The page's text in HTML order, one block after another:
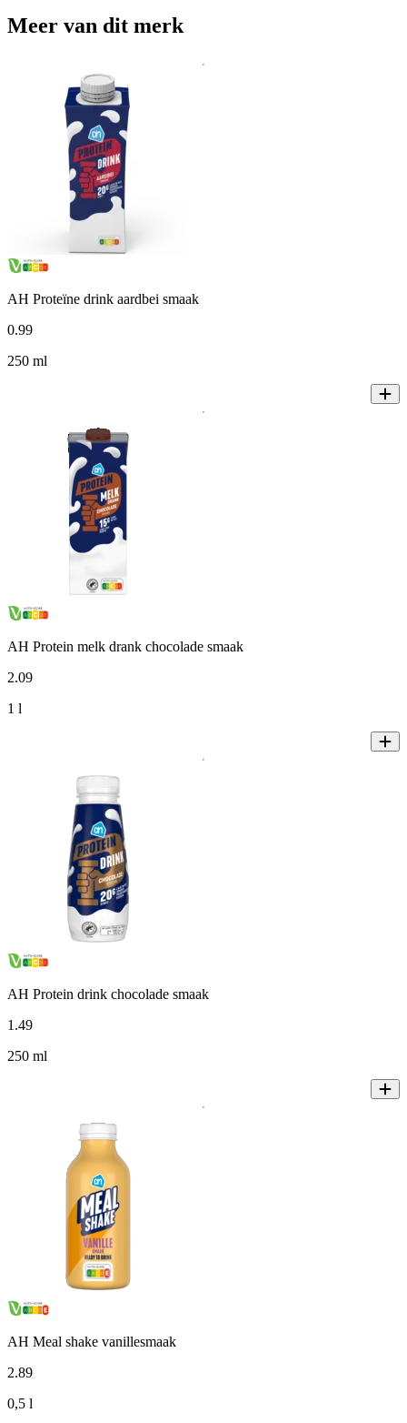
Meer van dit merk
AH Proteïne drink aardbei smaak
0.99
250 ml
AH Protein melk drank chocolade smaak
2.09
1 l
AH Protein drink chocolade smaak
1 .49
250 ml
AH Meal shake vanillesmaak
2.89
0,5 l